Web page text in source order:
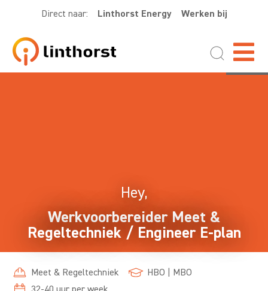
Direct naar: Linthorst Energy Werken bij
Hey,
Werkvoorbereider Meet &
Regeltechniek / Engineer E-plan
Meet & Regeltechniek HBO | MBO